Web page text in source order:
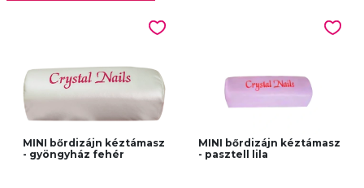
MINI bőrdizájn kéztámasz
- gyöngyház fehér
MINI bőrdizájn kéztámasz
- pasztell lila